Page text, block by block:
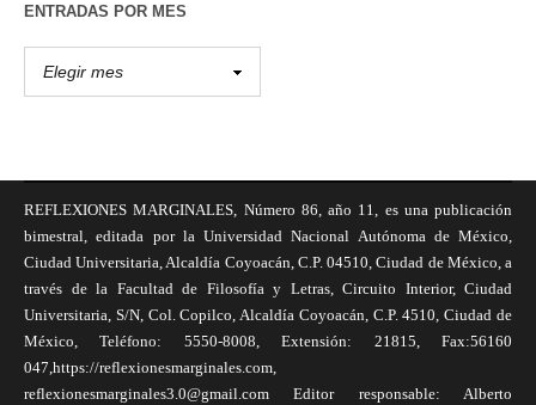
ENTRADAS POR MES
REFLEXIONES MARGINALES, Número 86, año 11, es una publicación
bimestral, editada por la Universidad Nacional Autónoma de México,
Ciudad Universitaria, Alcaldía Coyoacán, C.P. 04510, Ciudad de México, a
través de la Facultad de Filosofía y Letras, Circuito Interior, Ciudad
Universitaria, S/N, Col. Copilco, Alcaldía Coyoacán, C.P. 4510, Ciudad de
México, Teléfono: 5550-8008, Extensión: 21815, Fax:56160
047,https://reflexionesmarginales.com,
reflexionesmarginales3.0@gmail.com Editor responsable: Alberto